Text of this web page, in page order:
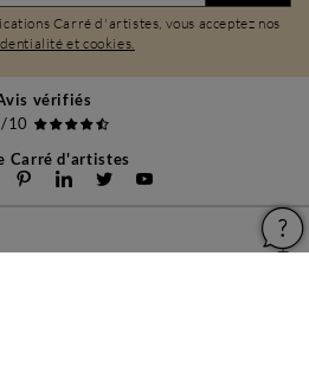
Carré d'artistes, vous acceptez nos
et cookies.
vérifiés
10
Carré d'artistes